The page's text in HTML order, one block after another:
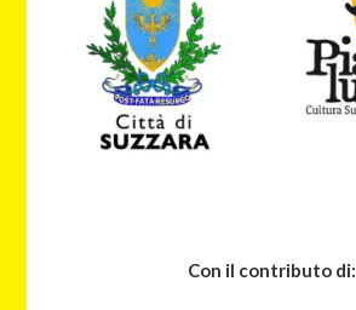
Con il contributo di: